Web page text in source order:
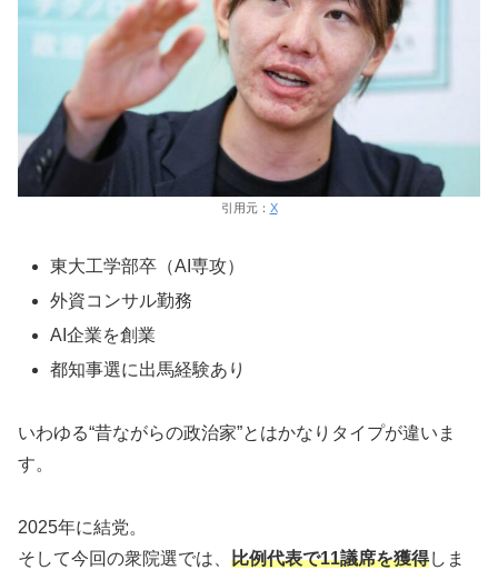
引用元： X
東大工学部卒（AI専攻）
外資コンサル勤務
AI企業を創業
都知事選に出馬経験あり
いわゆる“昔ながらの政治家”とはかなりタイプが違いま
す。
2025年に結党。
そして今回の衆院選では、 比例代表で11議席を獲得しま